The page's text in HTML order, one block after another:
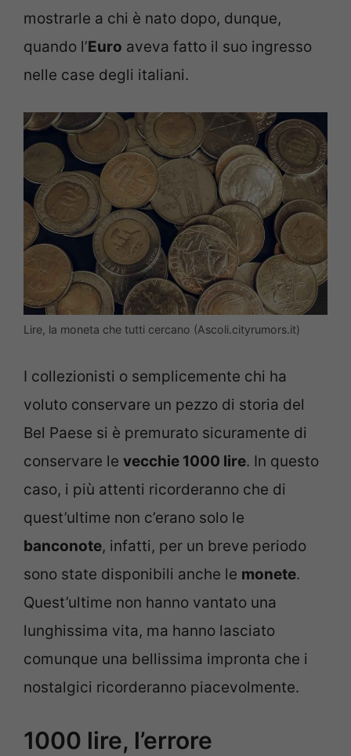
mostrarle a chi è nato dopo, dunque,
quando l’Euro aveva fatto il suo ingresso
nelle case degli italiani.
Lire, la moneta che tutti cercano (Ascoli.cityrumors.it)
I collezionisti o semplicemente chi ha
voluto conservare un pezzo di storia del
Bel Paese si è premurato sicuramente di
conservare le vecchie 1000 lire. In questo
caso, i più attenti ricorderanno che di
quest’ultime non c’erano solo le
banconote, infatti, per un breve periodo
sono state disponibili anche le monete.
Quest’ultime non hanno vantato una
lunghissima vita, ma hanno lasciato
comunque una bellissima impronta che i
nostalgici ricorderanno piacevolmente.
1000 lire, l’errore